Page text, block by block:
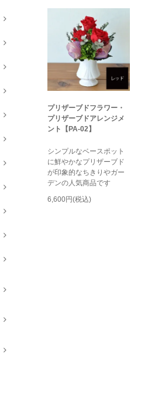
プリザーブドフラワー・
プリザーブドアレンジメ
ント【PA-02】
シンプルなベースポット
に鮮やかなプリザーブド
が印象的なちきりやガー
デンの人気商品です
6,600円(税込)